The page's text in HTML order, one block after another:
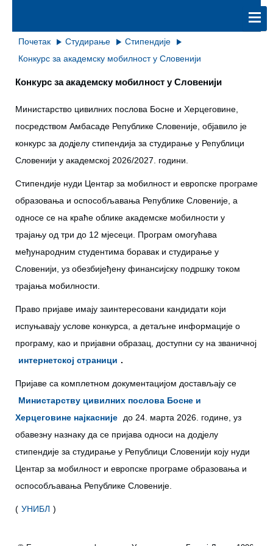
Почетак Студирање
Стипендије
Конкурс за академску мобилност у Словенији
Конкурс за академску мобилност у Словенији
Министарство цивилних послова Босне и Херцеговине,
посредством Амбасаде Републике Словеније, објавило је
конкурс за додјелу стипендија за студирање у Републици
Словенији у академској 2026/2027. години.
Стипендије нуди Центар за мобилност и европске програме
образовања и оспособљавања Републике Словеније, а
односе се на краће облике академске мобилности у
трајању од три до 12 мјесеци. Програм омогућава
међународним студентима боравак и студирање у
Словенији, уз обезбијеђену финансијску подршку током
трајања мобилности.
Право пријаве имају заинтересовани кандидати који
испуњавају услове конкурса, а детаљне информације о
програму, као и пријавни образац, доступни су на званичној
интернетској страници .
Пријаве са комплетном документацијом достављају се
Министарству цивилних послова Босне и
Херцеговине најкасније
до 24. марта 2026. године, уз
обавезну назнаку да се пријава односи на додјелу
стипендије за студирање у Републици Словенији коју нуди
Центар за мобилност и европске програме образовања и
оспособљавања Републике Словеније.
( УНИБЛ )